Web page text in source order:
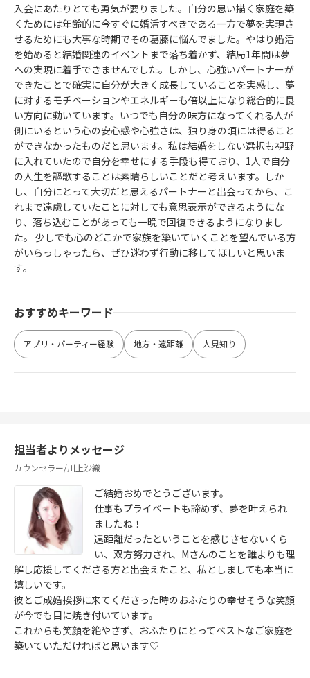
入会にあたりとても勇気が要りました。自分の思い描く家庭を築
くためには年齢的に今すぐに婚活すべきである一方で夢を実現さ
せるためにも大事な時期でその葛藤に悩んでました。やはり婚活
を始めると結婚関連のイベントまで落ち着かず、結局1年間は夢
への実現に着手できませんでした。しかし、心強いパートナーが
できたことで確実に自分が大きく成長していることを実感し、夢
に対するモチベーションやエネルギーも倍以上になり総合的に良
い方向に動いています。いつでも自分の味方になってくれる人が
側にいるという心の安心感や心強さは、独り身の頃には得ること
ができなかったものだと思います。私は結婚をしない選択も視野
に入れていたので自分を幸せにする手段も得ており、1人で自分
の人生を謳歌することは素晴らしいことだと考えいます。しか
し、自分にとって大切だと思えるパートナーと出会ってから、こ
れまで遠慮していたことに対しても意思表示ができるようにな
り、落ち込むことがあっても一晩で回復できるようになりまし
た。 少しでも心のどこかで家族を築いていくことを望んでいる方
がいらっしゃったら、ぜひ迷わず行動に移してほしいと思いま
す。
おすすめキーワード
アプリ・パーティー経験 地方・遠距離 人見知り
担当者よりメッセージ
カウンセラー/川上沙織
ご結婚おめでとうございます。
仕事もプライベートも諦めず、夢を叶えられ
ましたね！
遠距離だったということを感じさせないくら
い、双方努力され、Mさんのことを誰よりも理
解し応援してくださる方と出会えたこと、私としましても本当に
嬉しいです。
彼とご成婚挨拶に来てくださった時のおふたりの幸せそうな笑顔
が今でも目に焼き付いています。
これからも笑顔を絶やさず、おふたりにとってベストなご家庭を
築いていただければと思います♡